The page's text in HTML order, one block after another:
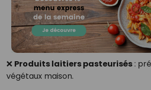
❌ Produits laitiers pasteurisés:
végétaux maison.